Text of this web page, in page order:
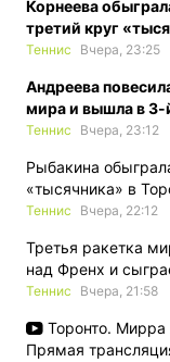
Корнеева
третий круг
Теннис Вчера, 23:25
Андреева
мира и вышла в 3-
Теннис Вчера, 23:12
Рыбакина
«тысячника» в
Теннис Вчера, 22:12
Третья ракетка
над Френх и
Теннис Вчера, 21:58
Торонто.
Прямая